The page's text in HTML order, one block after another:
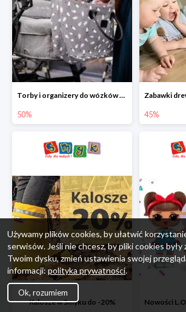
Torby i organizery do wózków w Smyku do -50%
50% 45%
Kalosze w Smyku do -20%
Używamy plików cookies, by ułatwić
serwisów. Jeśli nie chcesz, by pliki cookies były
Twoim dysku, zmień ustawienia swojej
informacji: polityka prywatności.
Ok, rozumiem